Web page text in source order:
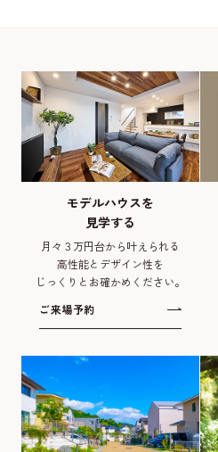
モデルハウスを
見学する
月々３万円台から叶えられる
高性能とデザイン性を
じっくりとお確かめください。
ご来場予約